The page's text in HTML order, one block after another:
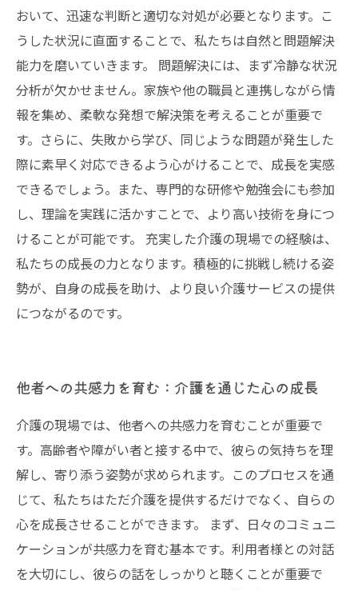
おいて、迅速な判断と適切な対処が必要となります。こ
うした状況に直面することで、私たちは自然と問題解決
能力を磨いていきます。 問題解決には、まず冷静な状況
分析が欠かせません。家族や他の職員と連携しながら情
報を集め、柔軟な発想で解決策を考えることが重要で
す。さらに、失敗から学び、同じような問題が発生した
際に素早く対応できるよう心がけることで、成長を実感
できるでしょう。また、専門的な研修や勉強会にも参加
し、理論を実践に活かすことで、より高い技術を身につ
けることが可能です。 充実した介護の現場での経験は、
私たちの成長の力となります。積極的に挑戦し続ける姿
勢が、自身の成長を助け、より良い介護サービスの提供
につながるのです。
他者への共感力を育む：介護を通じた心の成長
介護の現場では、他者への共感力を育むことが重要で
す。高齢者や障がい者と接する中で、彼らの気持ちを理
解し、寄り添う姿勢が求められます。このプロセスを通
じて、私たちはただ介護を提供するだけでなく、自らの
心を成長させることができます。 まず、日々のコミュニ
ケーションが共感力を育む基本です。利用者様との対話
を大切にし、彼らの話をしっかりと聴くことが重要で